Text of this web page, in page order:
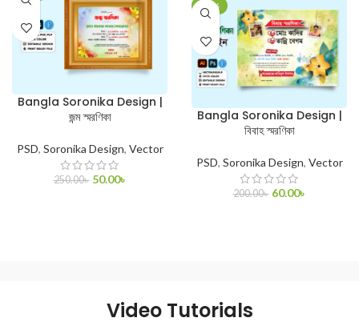
Bangla Soronika Design |
জন্ম স্মরণিকা
PSD, Soronika Design, Vector
250.00৳ 50.00৳
-70%
Bangla Soronika Design |
বিবাহ স্মরণিকা
PSD, Soronika Design, Vector
200.00৳ 60.00৳
Video Tutorials